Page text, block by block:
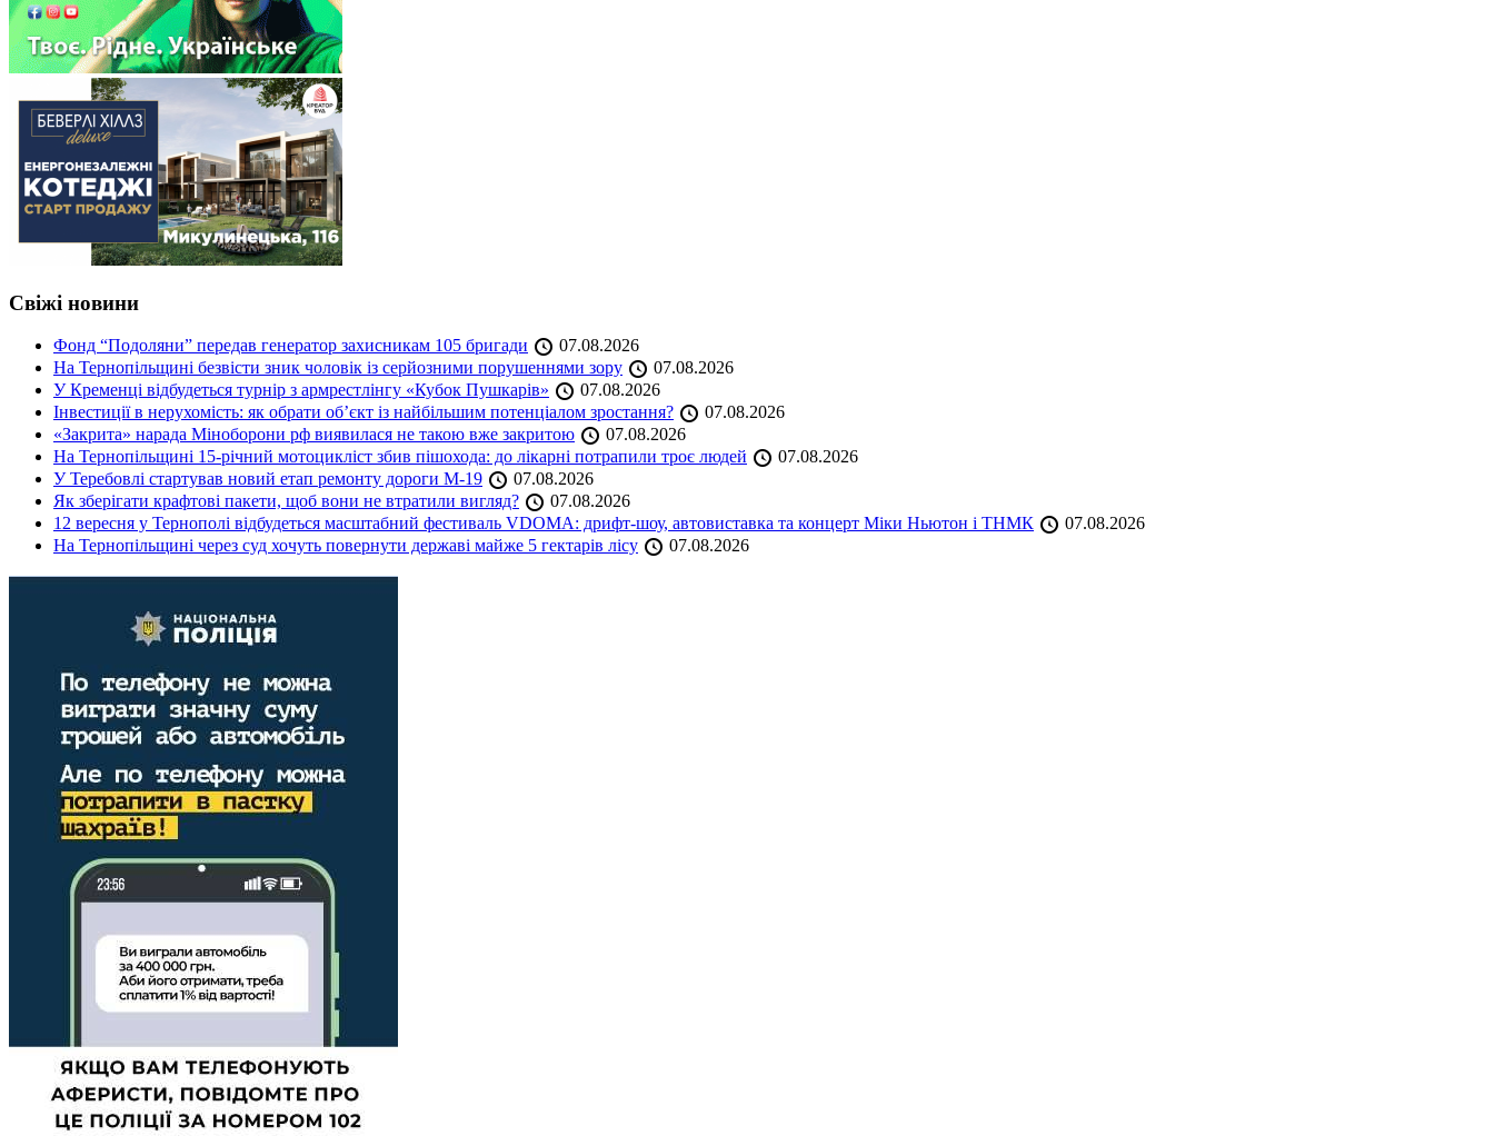
Свіжі новини
Фонд “Подоляни” передав генератор захисникам 105 бригади
07.08.2026
На Тернопільщині безвісти зник чоловік із серйозними порушеннями зору
07.08.2026
У Кременці відбудеться турнір з армрестлінгу «Кубок Пушкарів»
07.08.2026
Інвестиції в нерухомість: як обрати об’єкт із найбільшим потенціалом зростання?
07.08.2026
«Закрита» нарада Міноборони рф виявилася не такою вже закритою
07.08.2026
На Тернопільщині 15-річний мотоцикліст збив пішохода: до лікарні потрапили троє людей
07.08.2026
У Теребовлі стартував новий етап ремонту дороги М-19
07.08.2026
Як зберігати крафтові пакети, щоб вони не втратили вигляд?
07.08.2026
12 вересня у Тернополі відбудеться масштабний фестиваль VDOMA: дрифт-шоу, автовиставка та концерт Міки Ньютон і ТНМК
07.08.2026
На Тернопільщині через суд хочуть повернути державі майже 5 гектарів лісу
07.08.2026